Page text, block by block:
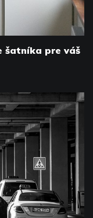
šatníka pre váš